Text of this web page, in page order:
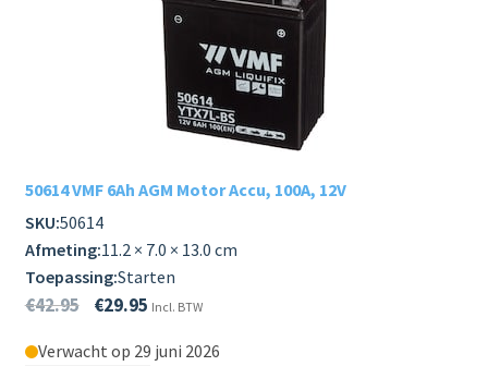
50614 VMF 6Ah AGM Motor Accu, 100A, 12V
SKU:50614
Afmeting:11.2 × 7.0 × 13.0 cm
Toepassing:Starten
€42.95 €29.95 Incl. BTW
Verwacht op 29 juni 2026